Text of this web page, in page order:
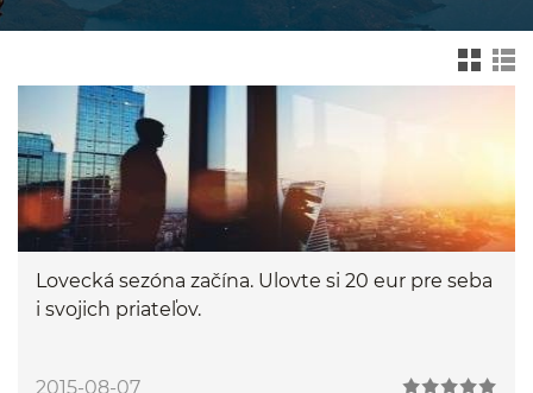
widok drz
ewa
felkowy
Lovecká sezóna začína. Ulovte si 20 eur pre seba
i svojich priateľov.
2015-08-07